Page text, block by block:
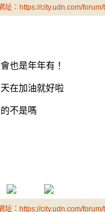
址：https://city.udn.com/
也是年年有！
在加油就好啦
不是嗎
址：https://city.udn.com/